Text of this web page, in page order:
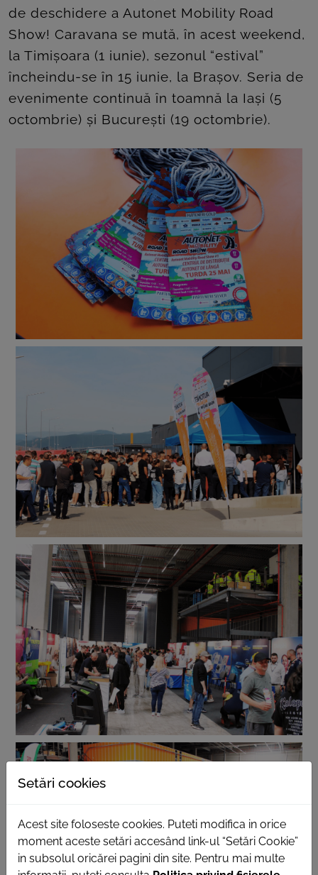
de deschidere a Autonet Mobility Road
Show! Caravana se mută, în acest weekend,
la Timișoara (1 iunie), sezonul “estival”
încheindu-se în 15 iunie, la Brașov. Seria de
evenimente continuă în toamnă la Iași (5
octombrie) și București (19 octombrie).
Setări cookies
Acest site foloseste cookies. Puteti modifica in orice
moment aceste setări accesând link-ul “Setări Cookie”
in subsolul oricărei pagini din site. Pentru mai multe